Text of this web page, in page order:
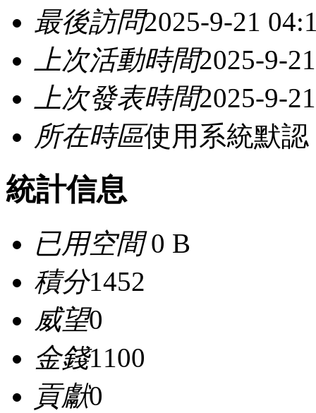
最後訪問2025-9-21
上次活動時間2025-9-
上次發表時間2025-9-
所在時區使用系統默認
統計信息
已用空間0 B
積分1452
威望0
金錢1100
貢獻0